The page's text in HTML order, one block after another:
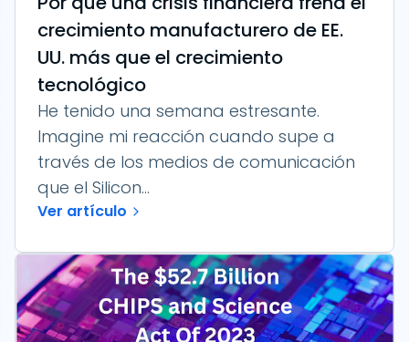
crecimiento manufacturero de EE.
UU. más que el crecimiento
tecnológico
He tenido una semana estresante.
Imagine mi reacción cuando supe a
través de los medios de comunicación
que el Silicon...
Ver artículo